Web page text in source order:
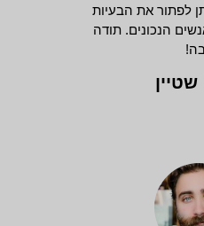
לפתור את הבעיות
הנכונים. תודה